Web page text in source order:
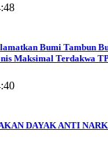
Bumi Tambun
Maksimal Terdakwa
DAYAK ANTI